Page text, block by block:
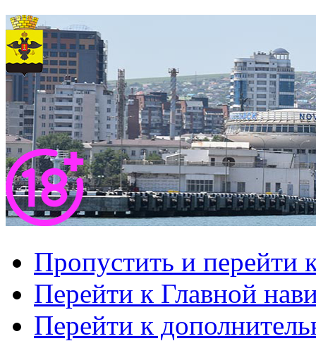
Пропустить и перейти
Перейти к Главной
Перейти к